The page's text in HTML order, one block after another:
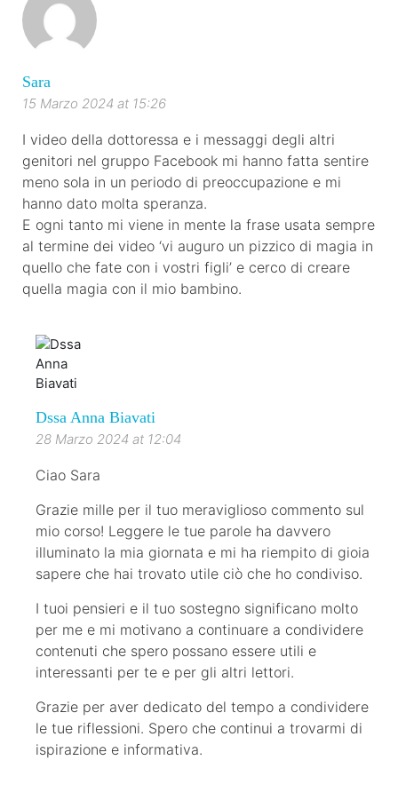
Sara
15 Marzo 2024 at 15:26
I video della dottoressa e i messaggi degli altri
genitori nel gruppo Facebook mi hanno fatta sentire
meno sola in un periodo di preoccupazione e mi
hanno dato molta speranza.
E ogni tanto mi viene in mente la frase usata sempre
al termine dei video ‘vi auguro un pizzico di magia in
quello che fate con i vostri figli’ e cerco di creare
quella magia con il mio bambino.
Dssa Anna Biavati
28 Marzo 2024 at 12:04
Ciao Sara
Grazie mille per il tuo meraviglioso commento sul
mio corso! Leggere le tue parole ha davvero
illuminato la mia giornata e mi ha riempito di gioia
sapere che hai trovato utile ciò che ho condiviso.
I tuoi pensieri e il tuo sostegno significano molto
per me e mi motivano a continuare a condividere
contenuti che spero possano essere utili e
interessanti per te e per gli altri lettori.
Grazie per aver dedicato del tempo a condividere
le tue riflessioni. Spero che continui a trovarmi di
ispirazione e informativa.